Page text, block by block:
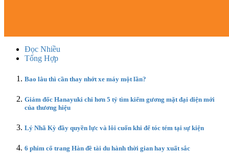
Đọc Nhiều
Tổng Hợp
Bao lâu thì cần thay nhớt xe máy một lần?
Giám đốc Hanayuki chi hơn 5 tỷ tìm kiếm gương mặt đại diện mới
của thương hiệu
Lý Nhã Kỳ đầy quyền lực và lôi cuốn khi để tóc tém tại sự kiện
6 phim cổ trang Hàn đề tài du hành thời gian hay xuất sắc